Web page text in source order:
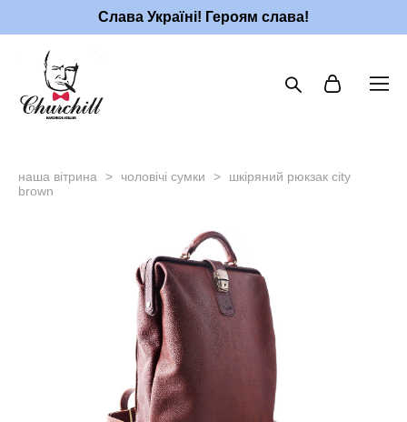
Слава Україні! Героям слава!
наша вітрина > чоловічі сумки >
шкіряний рюкзак city
brown